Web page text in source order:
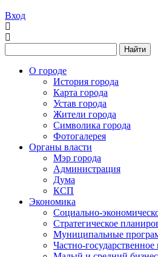
Вход
Найти
О городе
История города
Карта города
Устав города
Жители города
Символика города
Фотогалерея
Органы власти
Мэр города
Администрация
Дума
КСП
Экономика
Социально-
Стратегическое
Муниципальные
Частно-государственное